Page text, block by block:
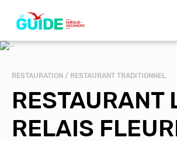
contenu
principal
RESTAURATION / RESTAURANT TRADITIONNEL
RESTAURANT
RELAIS